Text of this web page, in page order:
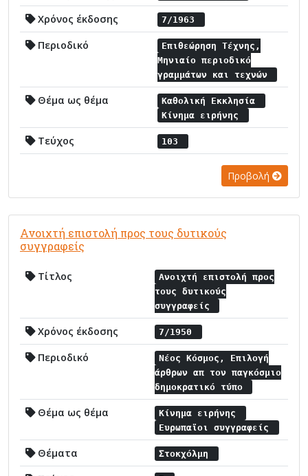
Χρόνος έκδοσης 7/1963
Περιοδικό
Επιθεώρηση Τέχνης,
Μηνιαίο περιοδικό
γραμμάτων και τεχνών
Θέμα ως θέμα
Καθολική Εκκλησία
Κίνημα ειρήνης
Τεύχος 103
Προβολή
Ανοιχτή επιστολή προς τους δυτικούς
συγγραφείς
Τίτλος
Ανοιχτή επιστολή προς
τους δυτικούς
συγγραφείς
Χρόνος έκδοσης 7/1950
Περιοδικό
Νέος Κόσμος, Επιλογή
άρθρων απ τον παγκόσμιο
δημοκρατικό τύπο
Θέμα ως θέμα
Κίνημα ειρήνης
Ευρωπαϊοι συγγραφείς
Θέματα Στοκχόλμη